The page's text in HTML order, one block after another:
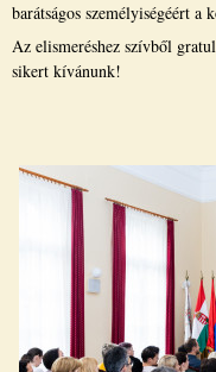
barátságos személyiségéért a
Az elismeréshez szívből
sikert kívánunk!